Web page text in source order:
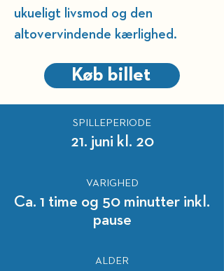
ukueligt livsmod og den
altovervindende kærlighed.
Køb billet
SPILLEPERIODE
21. juni kl. 20
VARIGHED
Ca. 1 time og 50 minutter inkl.
pause
ALDER